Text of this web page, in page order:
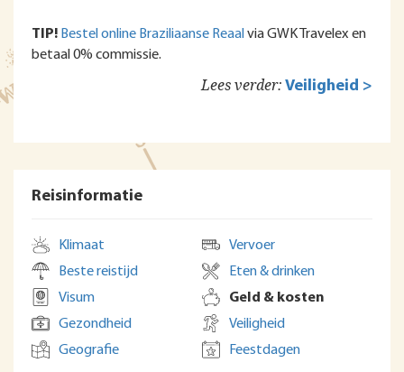
TIP! Bestel online Braziliaanse Reaal via GWK Travelex en
betaal 0% commissie.
Lees verder: Veiligheid >
Reisinformatie
Klimaat
Beste reistijd
Visum
Gezondheid
Geografie
Vervoer
Eten & drinken
Geld & kosten
Veiligheid
Feestdagen